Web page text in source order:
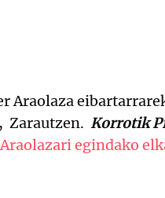
Araolaza
Zarautzen. Korrotik
egindako